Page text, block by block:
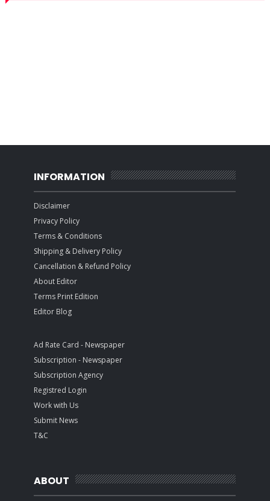
INFORMATION
Disclaimer
Privacy Policy
Terms & Conditions
Shipping & Delivery Policy
Cancellation & Refund Policy
About Editor
Terms Print Edition
Editor Blog
Ad Rate Card - Newspaper
Subscription - Newspaper
Subscription Agency
Registred Login
Work with Us
Submit News
T&C
ABOUT